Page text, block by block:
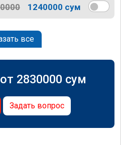
1240000 сум
все
2830000 сум
Задать вопрос